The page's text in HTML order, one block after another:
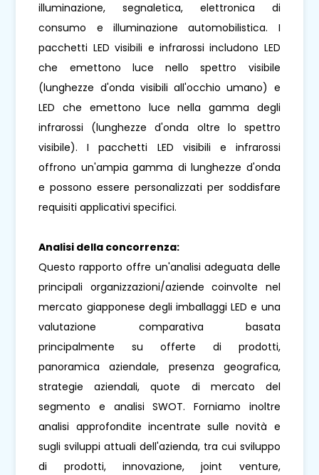
illuminazione, segnaletica, elettronica di
consumo e illuminazione automobilistica. I
pacchetti LED visibili e infrarossi includono LED
che emettono luce nello spettro visibile
(lunghezze d'onda visibili all'occhio umano) e
LED che emettono luce nella gamma degli
infrarossi (lunghezze d'onda oltre lo spettro
visibile). I pacchetti LED visibili e infrarossi
offrono un'ampia gamma di lunghezze d'onda
e possono essere personalizzati per soddisfare
requisiti applicativi specifici.
Analisi della concorrenza:
Questo rapporto offre un'analisi adeguata delle
principali organizzazioni/aziende coinvolte nel
mercato giapponese degli imballaggi LED e una
valutazione comparativa basata
principalmente su offerte di prodotti,
panoramica aziendale, presenza geografica,
strategie aziendali, quote di mercato del
segmento e analisi SWOT. Forniamo inoltre
analisi approfondite incentrate sulle novità e
sugli sviluppi attuali dell'azienda, tra cui sviluppo
di prodotti, innovazione, joint venture,